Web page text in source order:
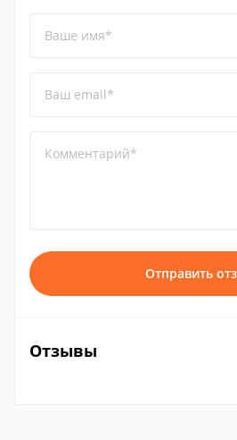
Ваше имя*
Ваш email*
Комментарий*
Отправить
Отзывы